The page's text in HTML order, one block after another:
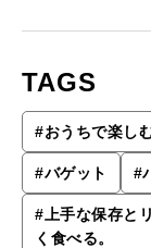
TAGS
#おうちで楽し
#バゲット #
# 上手な保存と
く食べる。